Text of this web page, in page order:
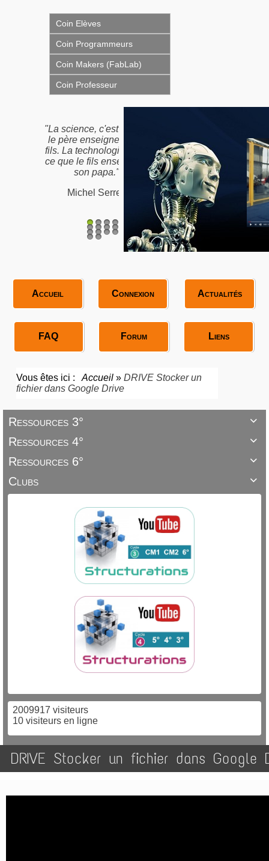
Coin Elèves
Coin Programmeurs
Coin Makers (FabLab)
Coin Professeur
"La science, c'est ce que
le père enseigne à son
fils. La technologie, c'est
ce que le fils enseigne à
son papa."
Michel Serres
1 2 3 4
6 7 8 9 10
1112 15
Accueil Connexion Actualités
FAQ Forum Liens
Vous êtes ici : Accueil » DRIVE Stocker un
fichier dans Google Drive

Ressources 3°

Ressources 4°

Ressources 6°

Clubs
2009917 visiteurs
10 visiteurs en ligne
DRIVE Stocker un fichier dans Google